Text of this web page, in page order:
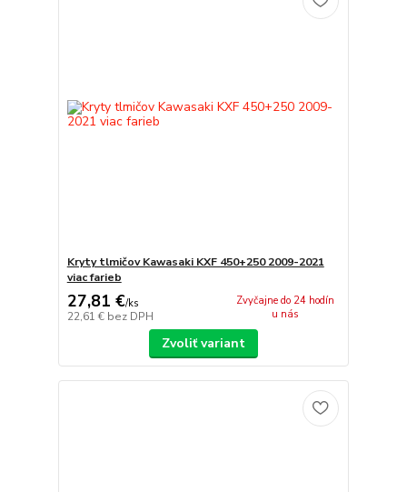
Kryty tlmičov Kawasaki KXF 450+250 2009-2021
viac farieb
27,81 €/ks
22,61 € bez DPH
Zvyčajne do 24 hodín
u nás
Zvoliť variant